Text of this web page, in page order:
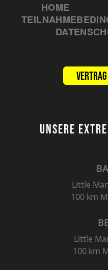
HOME
UNSERE
Little
100 km
Little
100 km